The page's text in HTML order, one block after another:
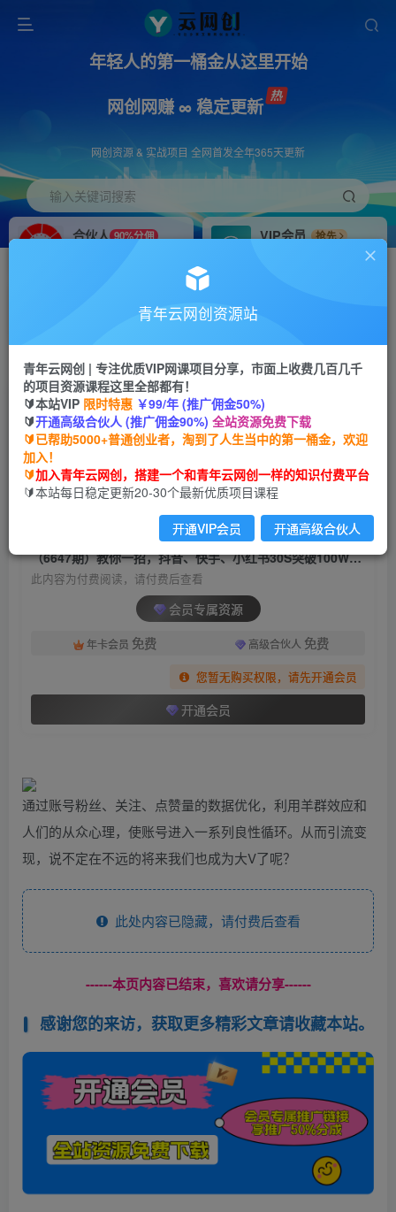
年轻人的第一桶金从这里开始
网创网赚 ∞ 稳定更新
网创资源 & 实战项目 全网首发全年365天更新
输入关键词搜索
合伙人 90%分佣
VIP会员
抢先
搭建同款网站，自己当老板
首页 创业课程 会员专属 正文
（6647期）教你一招，抖音、快手、小红书30S突
破100W粉丝，保姆级教程，亲测有效
青年云网创
2年前发布
关注 私信
（6647期）教你一招，抖音、快手、小红书30S突破100W粉丝，保姆级教程，亲测有效
此内容为付费阅读，请付费后查看
会员专属资源
年卡会员 免费 高级合伙人 免费
您暂无购买权限，请先开通会员
开通会员
通过账号粉丝、关注、点赞量的数据优化，利用羊群效应和
人们的从众心理，使账号进入一系列良性循环。从而引流变
现，说不定在不远的将来我们也成为大V了呢？
此处内容已隐藏，请付费后查看
------本页内容已结束，喜欢请分享------
感谢您的来访，获取更多精彩文章请收藏本站。
青年云网创资源站
青年云网创 | 专注优质VIP网课项目分享，市面上收费几百几千
的项目资源课程这里全部都有！
🔰本站VIP 限时特惠 ￥99/年 (推广佣金50%)
🔰开通高级合伙人 (推广佣金90%) 全站资源免费下载
🔰已帮助5000+普通创业者，淘到了人生当中的第一桶金，欢迎
加入！
🔰加入青年云网创，搭建一个和青年云网创一样的知识付费平台
🔰本站每日稳定更新20-30个最新优质项目课程
开通VIP会员 开通高级合伙人